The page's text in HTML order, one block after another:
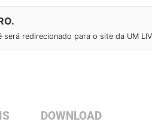
redirecionado para o site da UM
DOWNLOAD